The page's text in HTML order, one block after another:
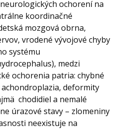
ochorení na
koordinačné
mozgová obrna,
vrodené vývojové chyby
systému
medzi
ochorenia patria: chybné
deformity
chodidiel a nemalé
úrazové stavy – zlomeniny
neexistuje na